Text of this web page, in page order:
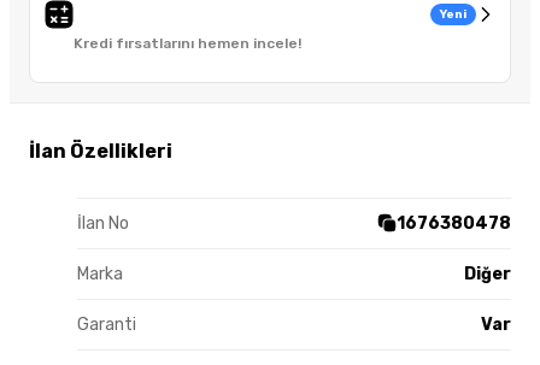
Kredi fırsatlarını hemen incele!
Yeni
İlan Özellikleri
İlan No 1676380478
Marka Diğer
Garanti Var